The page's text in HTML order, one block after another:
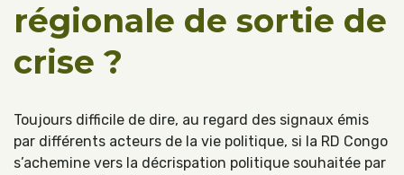
régionale de sortie de
crise ?
Toujours difficile de dire, au regard des signaux émis
par différents acteurs de la vie politique, si la RD Congo
s’achemine vers la décrispation politique souhaitée par